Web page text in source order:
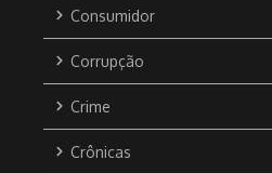
Consumidor
Corrupção
Crime
Crônicas